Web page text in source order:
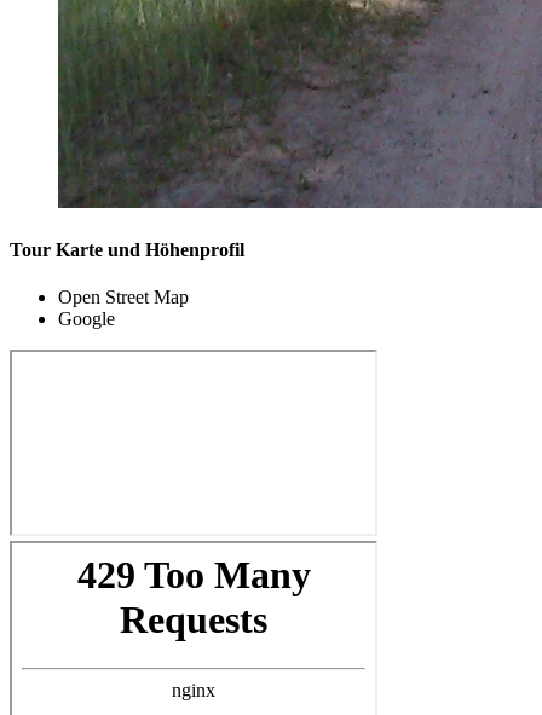
Tour Karte und Höhenprofil
Open Street Map
Google